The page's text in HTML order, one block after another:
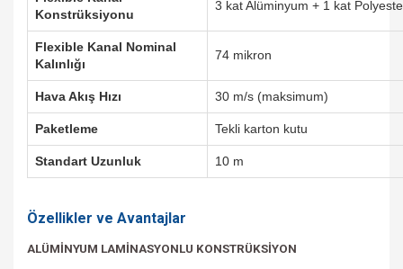
Konstrüksiyonu
3 kat Alüminyum + 1 kat
Flexible Kanal Nominal
Kalınlığı
74 mikron
Hava Akış Hızı 30 m/s (maksimum)
Paketleme Tekli karton kutu
Standart Uzunluk 10 m
Özellikler ve Avantajlar
ALÜMİNYUM LAMİNASYONLU KONSTRÜKSİYON